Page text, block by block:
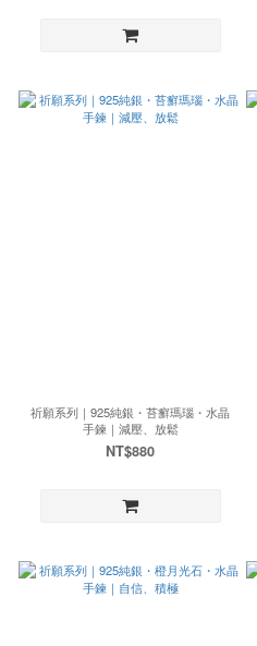
祈願系列｜925純銀・苔癬瑪瑙・水晶
手鍊｜減壓、放鬆
NT$880